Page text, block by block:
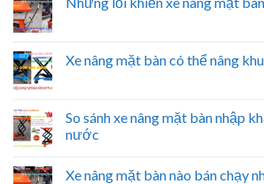
Xe nâng mặt bàn có thể nâng
So sánh xe nâng mặt bàn nhập
nước
Xe nâng mặt bàn nào bán chạy